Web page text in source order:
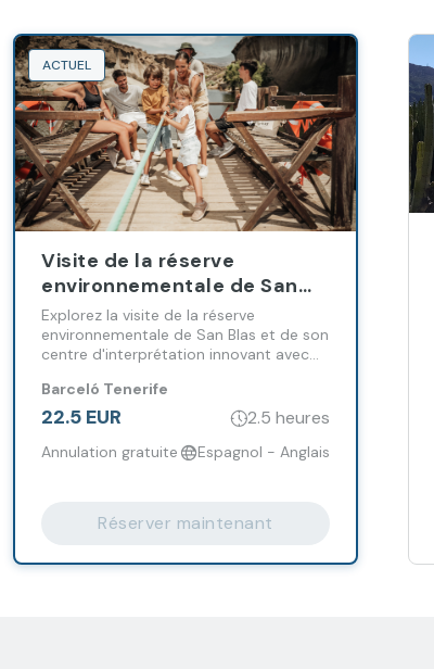
ACTUEL
Visite de la réserve
environnementale de San
Blas
Explorez la visite de la réserve
environnementale de San Blas et de son
centre d'interprétation innovant avec
paysage volcanique, de sa flore, de sa
faune et de son patrimoine culturel.
Barceló Tenerife
22.5 EUR 2.5 heures
Annulation gratuite Espagnol - Anglais
Réserver maintenant